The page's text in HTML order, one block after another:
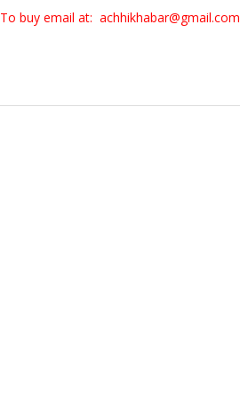
To buy email at: achhikhabar@gmail.com